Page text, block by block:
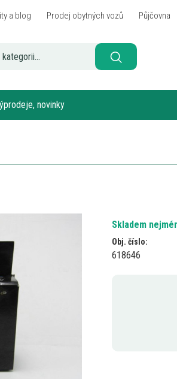
a blog Prodej obytných vozů Půjčovna
novinky
Skladem
Obj. číslo:
618646